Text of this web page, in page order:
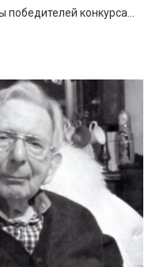
конкурса...